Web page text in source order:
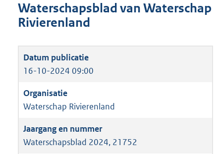
Waterschapsblad van Waterschap
Rivierenland
16-10-2024 09:00
Waterschap Rivierenland
Waterschapsblad 2024, 21752